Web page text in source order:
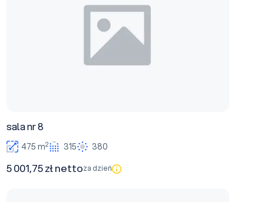
sala nr 8
475 m2 315 380
5 001,75 zł nettoza dzień